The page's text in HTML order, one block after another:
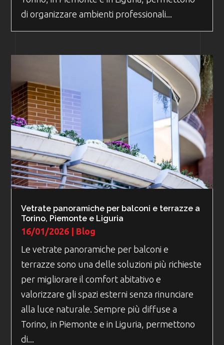
di organizzare ambienti professionali...
Vetrate panoramiche per balconi e terrazze a
Torino, Piemonte e Liguria
16/01/2026
Blog
Le vetrate panoramiche per balconi e
terrazze sono una delle soluzioni più richieste
per migliorare il comfort abitativo e
valorizzare gli spazi esterni senza rinunciare
alla luce naturale. Sempre più diffuse a
Torino, in Piemonte e in Liguria, permettono
di...